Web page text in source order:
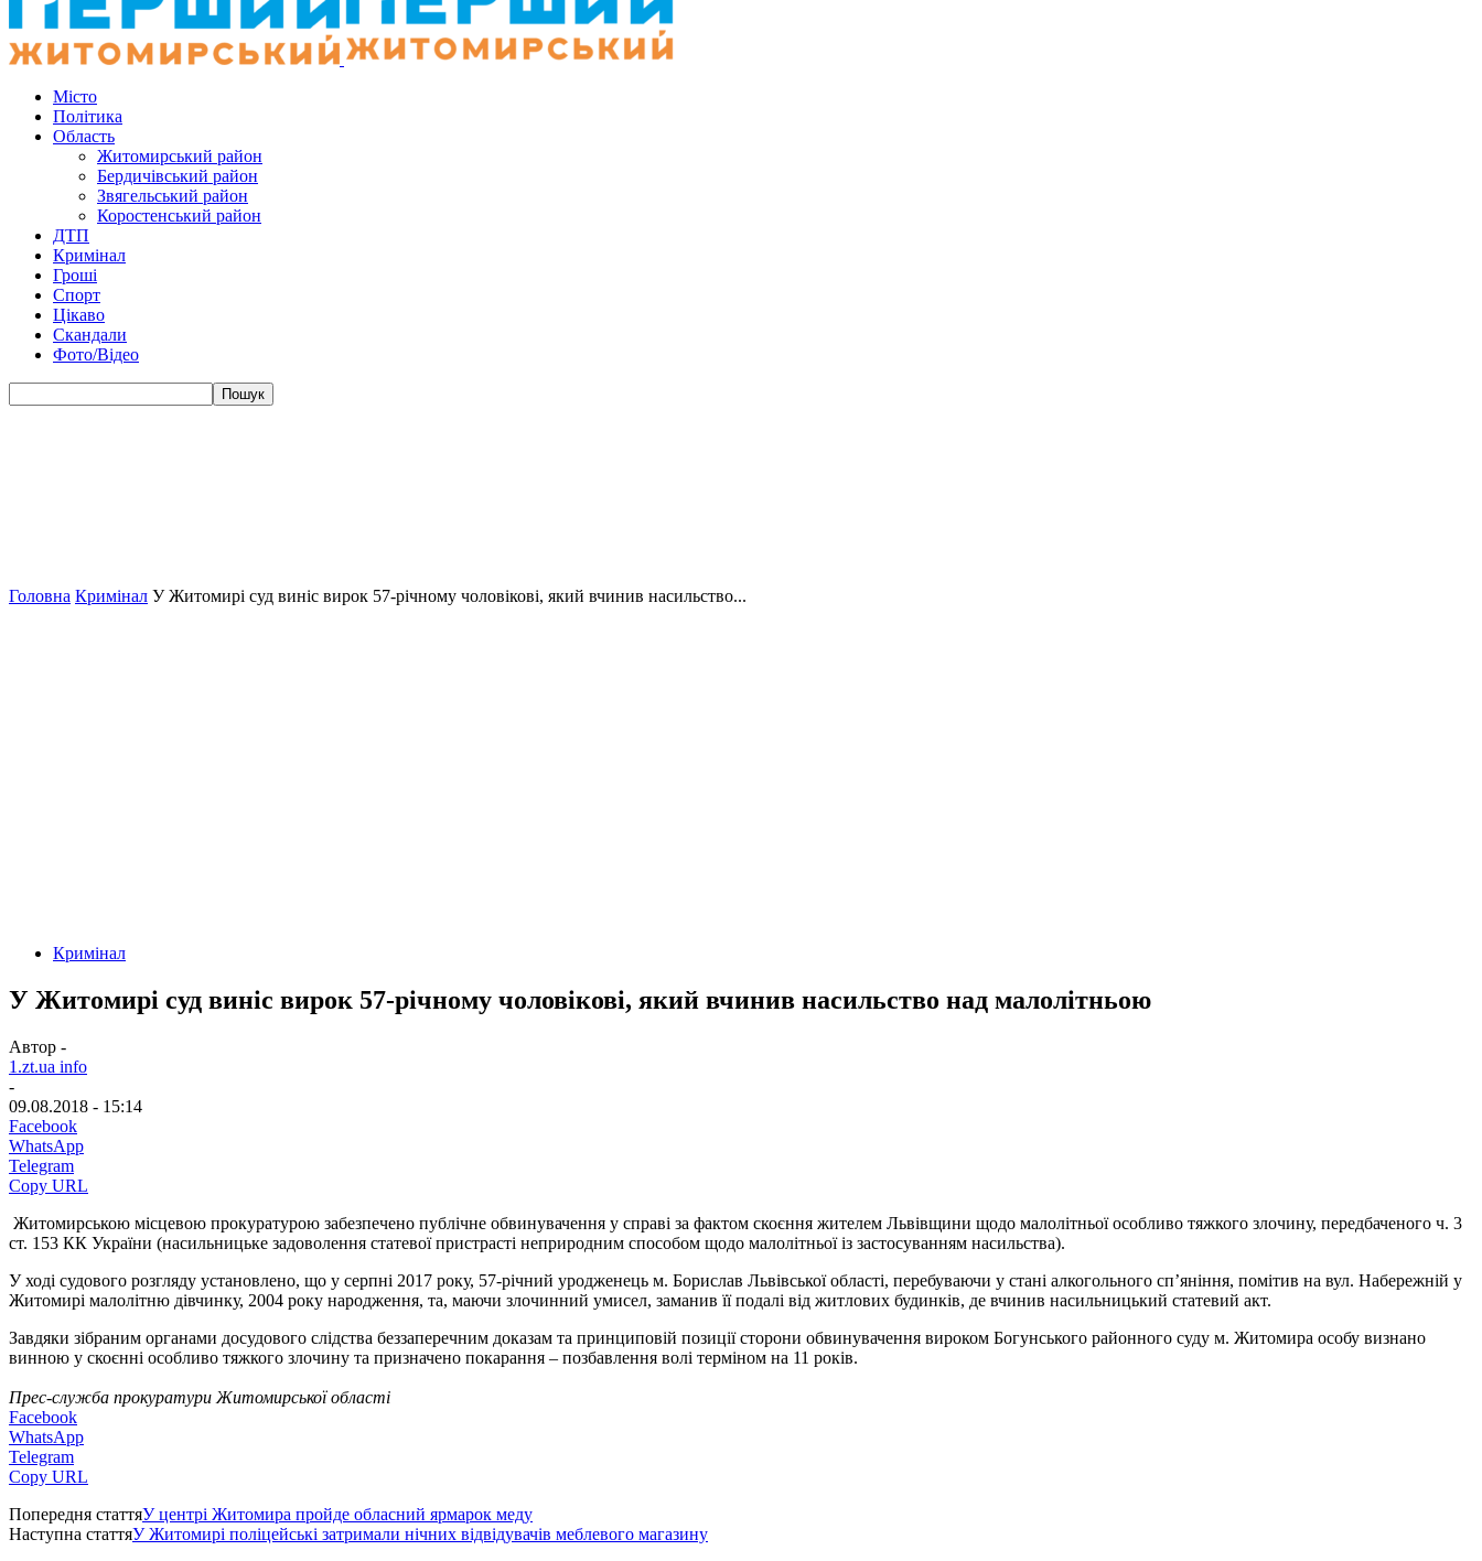
Місто
Політика
Область
Житомирський район
Бердичівський район
Звягельський район
Коростенський район
ДТП
Кримінал
Гроші
Спорт
Цікаво
Скандали
Фото/Відео
Головна Кримінал У Житомирі суд виніс вирок 57-річному чоловікові, який вчинив насильство...
Кримінал
У Житомирі суд виніс вирок 57-річному чоловікові, який вчинив насильство над малолітньою
Автор -
1.zt.ua info
-
09.08.2018 - 15:14
Facebook
WhatsApp
Telegram
Copy URL
Житомирською місцевою прокуратурою забезпечено публічне обвинувачення у справі за фактом скоєння жителем Львівщини щодо малолітньої особливо тяжкого злочину, передбаченого ч. 3
ст. 153 КК України (насильницьке задоволення статевої пристрасті неприродним способом щодо малолітньої із застосуванням насильства).
У ході судового розгляду установлено, що у серпні 2017 року, 57-річний уродженець м. Борислав Львівської області, перебуваючи у стані алкогольного сп’яніння, помітив на вул. Набережній у
Житомирі малолітню дівчинку, 2004 року народження, та, маючи злочинний умисел, заманив її подалі від житлових будинків, де вчинив насильницький статевий акт.
Завдяки зібраним органами досудового слідства беззаперечним доказам та принциповій позиції сторони обвинувачення вироком Богунського районного суду м. Житомира особу визнано
винною у скоєнні особливо тяжкого злочину та призначено покарання – позбавлення волі терміном на 11 років.
Прес-служба прокуратури Житомирської області
Facebook
WhatsApp
Telegram
Copy URL
Попередня статтяУ центрі Житомира пройде обласний ярмарок меду
Наступна статтяУ Житомирі поліцейські затримали нічних відвідувачів меблевого магазину